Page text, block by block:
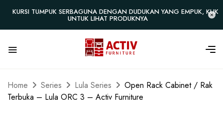
KURSI TUMPUK SERBAGUNA DENGAN DUDUKAN YANG EMPUK, KLIK
UNTUK LIHAT PRODUKNYA
Home Series Lula Series
Open Rack Cabinet / Rak
Terbuka – Lula ORC 3 – Activ Furniture